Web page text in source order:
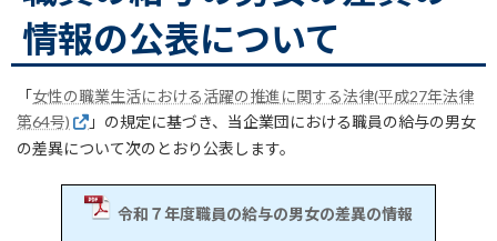
情報の公表について
「女性の職業生活における活躍の推進に関する法律(平成27年法律
第64号)
」の規定に基づき、当企業団における職員の給与の男女
の差異について次のとおり公表します。
令和７年度職員の給与の男女の差異の情報